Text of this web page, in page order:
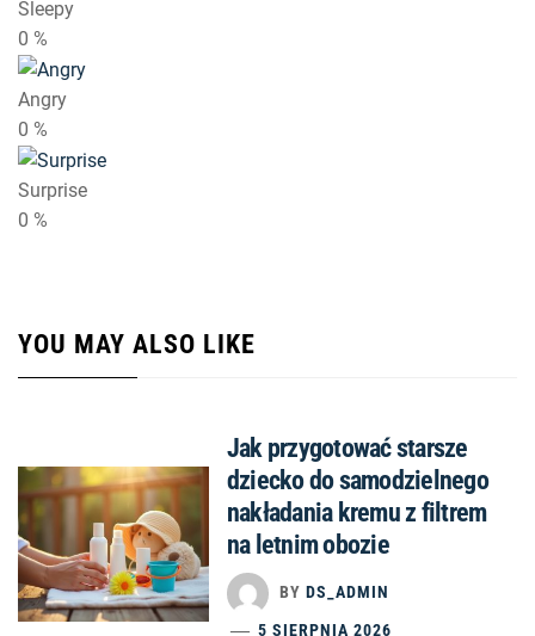
Sleepy
0 %
Angry
0 %
Surprise
0 %
YOU MAY ALSO LIKE
Jak przygotować starsze
dziecko do samodzielnego
nakładania kremu z filtrem
na letnim obozie
BY DS_ADMIN
5 SIERPNIA 2026